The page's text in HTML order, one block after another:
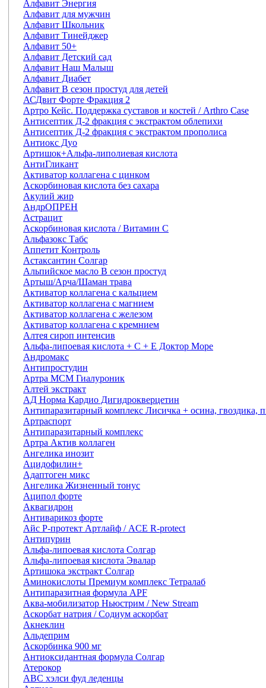
Алфавит Энергия
Алфавит для мужчин
Алфавит Школьник
Алфавит Тинейджер
Алфавит 50+
Алфавит Детский сад
Алфавит Наш Малыш
Алфавит Диабет
Алфавит В сезон простуд для детей
АСДвит Форте Фракция 2
Артро Кейс. Поддержка суставов и костей / Arthro Case
Антисептик Д-2 фракция с экстрактом облепихи
Антисептик Д-2 фракция с экстрактом прополиса
Антиокс Дуо
Артишок+Альфа-липолиевая кислота
АнтиГликант
Активатор коллагена с цинком
Аскорбиновая кислота без сахара
Акулий жир
АндрОПРЕН
Астрацит
Аскорбиновая кислота / Витамин С
Альфазокс Табс
Аппетит Контроль
Астаксантин Солгар
Альпийское масло В сезон простуд
Артыш/Арча/Шаман трава
Активатор коллагена с кальцием
Активатор коллагена с магнием
Активатор коллагена с железом
Активатор коллагена с кремнием
Алтея сироп интенсив
Альфа-липоевая кислота + С + Е Доктор Море
Андромакс
Антипростудин
Артра МСМ Гиалуроник
Алтей экстракт
АД Норма Кардио Дигидрокверцетин
Антипаразитарный комплекс Лисичка + осина, гвоздика,
Артраспорт
Антипаразитарный комплекс
Артра Актив коллаген
Ангелика инозит
Ацидофилин+
Адаптоген микс
Ангелика Жизненный тонус
Аципол форте
Аквагидрон
Антиварикоз форте
Айс Р-протект Артлайф / ACE R-protect
Антипурин
Альфа-липоевая кислота Солгар
Альфа-липоевая кислота Эвалар
Артишока экстракт Солгар
Аминокислоты Премиум комплекс Тетралаб
Антипаразитная формула APF
Аква-мобилизатор Ньюстрим / New Stream
Аскорбат натрия / Содиум аскорбат
Акнеклин
Альдеприм
Аскорбинка 900 мг
Антиоксидантная формула Солгар
Атерокор
АВС хэлси фуд леденцы